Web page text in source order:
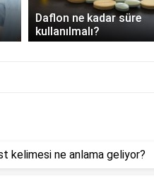
Daflon ne kadar süre
kullanılmalı?
kelimesi ne anlama geliyor?